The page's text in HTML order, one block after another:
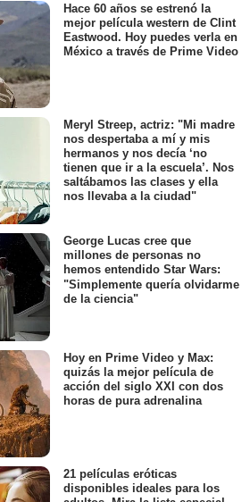
Hace 60 años se estrenó la
mejor película western de Clint
Eastwood. Hoy puedes verla en
México a través de Prime Video
Meryl Streep, actriz: "Mi madre
nos despertaba a mí y mis
hermanos y nos decía ‘no
tienen que ir a la escuela’. Nos
saltábamos las clases y ella
nos llevaba a la ciudad"
George Lucas cree que
millones de personas no
hemos entendido Star Wars:
"Simplemente quería olvidarme
de la ciencia"
Hoy en Prime Video y Max:
quizás la mejor película de
acción del siglo XXI con dos
horas de pura adrenalina
21 películas eróticas
disponibles ideales para los